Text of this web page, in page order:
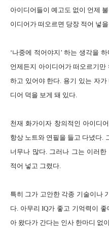
아이디어들이 예고도 없이 언제
이디어가 떠오르면 당장 적어 넣
‘나중에 적어야지’ 하는 생각을
언제든지 아이디어가 떠오르기만
하고 있어야 한다. 용기 있는 자
디어 덕을 보게 돼 있다.
천재 화가이자 창의적인 아이디
항상 노트와 연필을 들고 다녔다.
너무나 많다. 그러나 그는 이러
적어 넣고 그렸다.
특히 그가 고안한 각종 기술이나
다. 아무리 IQ가 좋고 기억력이
아 왔다가 간다는 인사 한마디 없